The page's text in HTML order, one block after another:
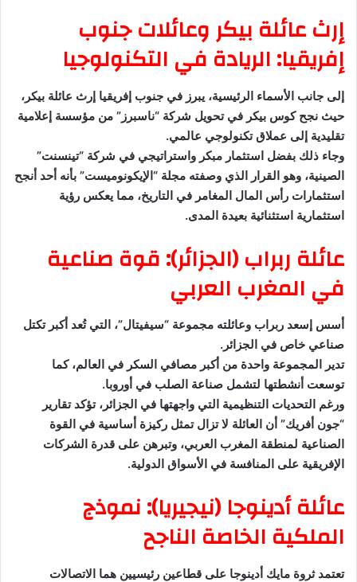
إرث عائلة بيكر وعائلات جنوب
إفريقيا: الريادة في التكنولوجيا
إلى جانب الأسماء الرئيسية، يبرز في جنوب إفريقيا إرث عائلة بيكر،
حيث نجح كوس بيكر في تحويل شركة “ناسبرز” من مؤسسة إعلامية
تقليدية إلى عملاق تكنولوجي عالمي.
وجاء ذلك بفضل استثمار مبكر واستراتيجي في شركة “تينسنت”
الصينية، وهو القرار الذي وصفته مجلة “الإيكونوميست” بأنه أحد أنجح
استثمارات رأس المال المغامر في التاريخ، مما يعكس رؤية
استثمارية استثنائية بعيدة المدى.
عائلة ربراب (الجزائر): قوة صناعية
في المغرب العربي
أسس إسعد ربراب وعائلته مجموعة “سيفيتال”، التي تُعد أكبر تكتل
صناعي خاص في الجزائر.
تدير المجموعة واحدة من أكبر مصافي السكر في العالم، كما
توسعت أنشطتها لتشمل صناعة الصلب في أوروبا.
ورغم التحديات التنظيمية التي واجهتها في الجزائر، تؤكد تقارير
“جون أفريك” أن العائلة لا تزال تمثل ركيزة أساسية في القوة
الصناعية لمنطقة المغرب العربي، وتبرهن على قدرة الشركات
الإفريقية على المنافسة في الأسواق الدولية.
عائلة أدينوجا (نيجيريا): نموذج
الملكية الخاصة الناجح
تعتمد ثروة مايك أدينوجا على قطاعين رئيسيين هما الاتصالات